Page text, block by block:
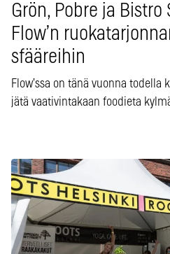
Grön, Pobre ja
Flow’n
sfääreihin
Flow’ssa on tänä vuonna todella
jätä vaativintakaan foodieta